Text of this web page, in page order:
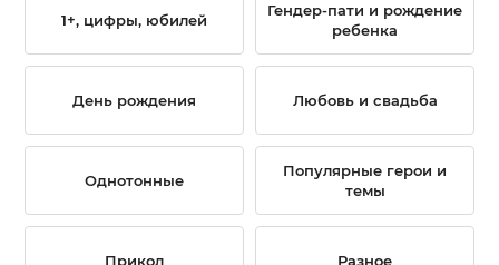
1+, цифры, юбилей
Гендер-пати и рождение
ребенка
День рождения Любовь и свадьба
Однотонные
Популярные герои и
темы
Прикол Разное